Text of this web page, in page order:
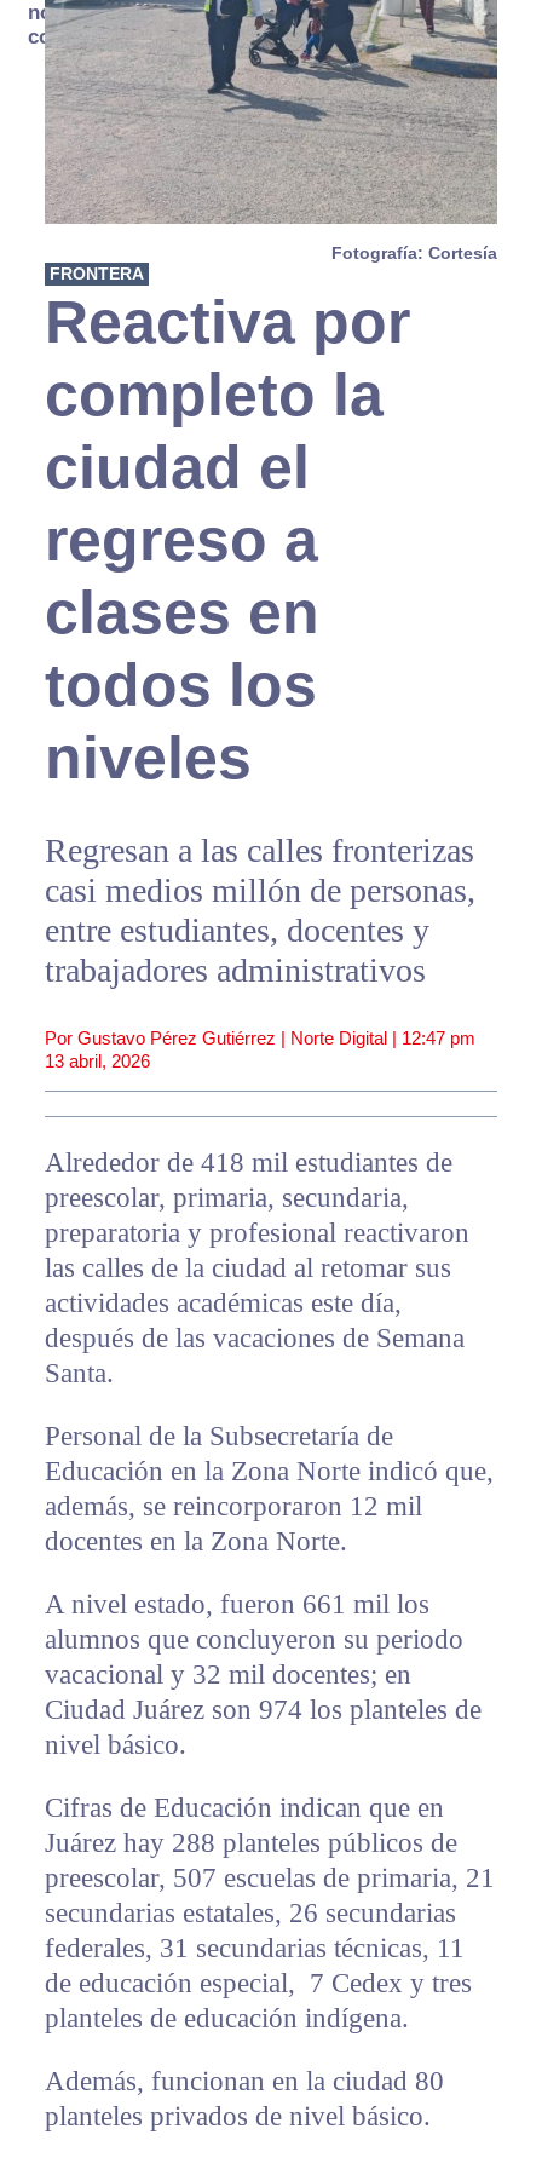
no se
consume
Fotografía: Cortesía
FRONTERA
Reactiva por
completo la
ciudad el
regreso a
clases en
todos los
niveles
Regresan a las calles fronterizas
casi medios millón de personas,
entre estudiantes, docentes y
trabajadores administrativos
Por Gustavo Pérez Gutiérrez | Norte Digital | 12:47 pm
13 abril, 2026
Alrededor de 418 mil estudiantes de
preescolar, primaria, secundaria,
preparatoria y profesional reactivaron
las calles de la ciudad al retomar sus
actividades académicas este día,
después de las vacaciones de Semana
Santa.
Personal de la Subsecretaría de
Educación en la Zona Norte indicó que,
además, se reincorporaron 12 mil
docentes en la Zona Norte.
A nivel estado, fueron 661 mil los
alumnos que concluyeron su periodo
vacacional y 32 mil docentes; en
Ciudad Juárez son 974 los planteles de
nivel básico.
Cifras de Educación indican que en
Juárez hay 288 planteles públicos de
preescolar, 507 escuelas de primaria, 21
secundarias estatales, 26 secundarias
federales, 31 secundarias técnicas, 11
de educación especial, 7 Cedex y tres
planteles de educación indígena.
Además, funcionan en la ciudad 80
planteles privados de nivel básico.